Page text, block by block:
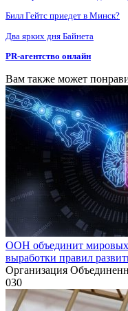
Билл Гейтс приедет в Минск?
Два ярких дня Байнета
PR-агентство онлайн
Вам также может
ООН объединит мировых
выработки правил
Организация
030